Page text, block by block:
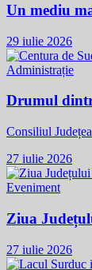
Un mediu
29 iulie 2026
Administrație
Drumul
Consiliul
27 iulie 2026
Eveniment
Ziua
27 iulie 2026